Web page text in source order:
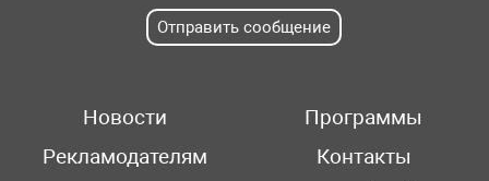
Отправить сообщение
Новости
Программы
Рекламодателям
Контакты